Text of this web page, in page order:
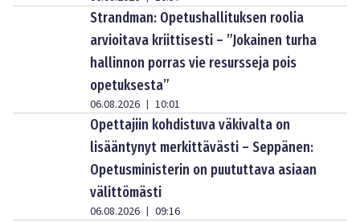
Strandman: Opetushallituksen roolia
arvioitava kriittisesti – ”Jokainen turha
hallinnon porras vie resursseja pois
opetuksesta”
06.08.2026 | 10:01
Opettajiin kohdistuva väkivalta on
lisääntynyt merkittävästi – Seppänen:
Opetusministerin on puututtava asiaan
välittömästi
06.08.2026 | 09:16